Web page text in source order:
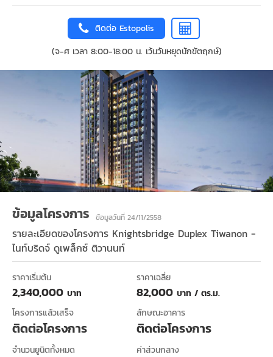
ติดต่อ Estopolis
(จ-ศ เวลา 8:00-18:00 น. เว้นวันหยุดนักขัตฤกษ์)
ข้อมูลโครงการ ข้อมูลวันที่ 24/11/2558
รายละเอียดของโครงการ Knightsbridge Duplex Tiwanon -
ไนท์บริดจ์ ดูเพล็กซ์ ติวานนท์
ราคาเริ่มต้น
2,340,000 บาท
ราคาเฉลี่ย
82,000 บาท / ตร.ม.
โครงการแล้วเสร็จ
ติดต่อโครงการ
ลักษณะอาคาร
ติดต่อโครงการ
จำนวนยูนิตทั้งหมด ค่าส่วนกลาง